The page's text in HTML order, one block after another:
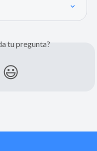
tu pregunta?
😃